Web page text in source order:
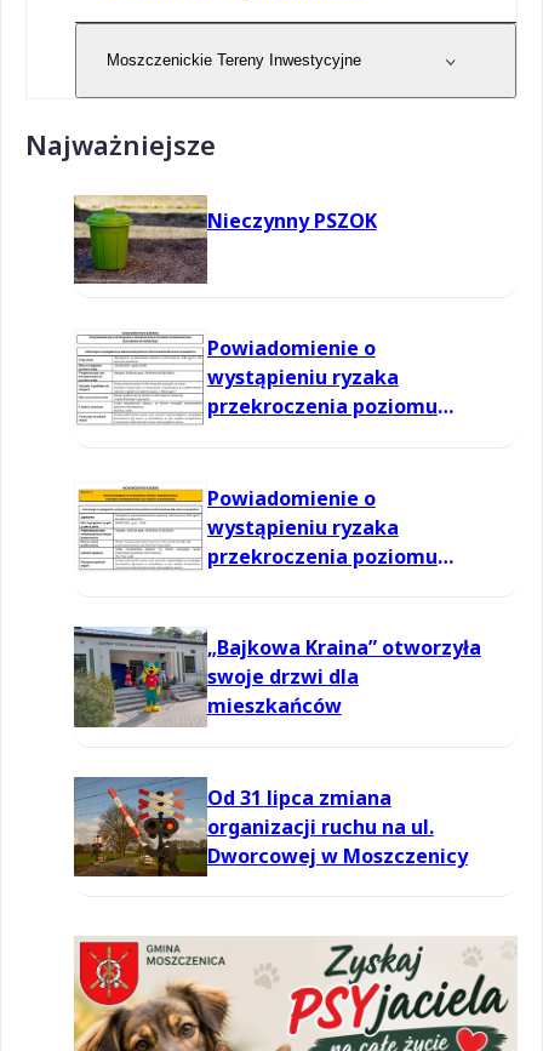
Moszczenickie Tereny Inwestycyjne
Najważniejsze
Nieczynny PSZOK
Powiadomienie o
wystąpieniu ryzaka
przekroczenia poziomu
Powiadomienie o
wystąpieniu ryzaka
przekroczenia poziomu
„Bajkowa Kraina” otworzyła
swoje drzwi dla
mieszkańców
Od 31 lipca zmiana
organizacji ruchu na ul.
Dworcowej w Moszczenicy